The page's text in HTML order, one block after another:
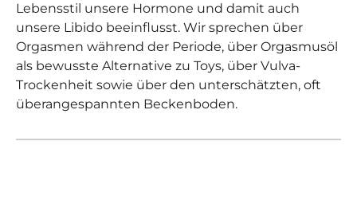
Lebensstil unsere Hormone und damit auch
unsere Libido beeinflusst. Wir sprechen über
Orgasmen während der Periode, über Orgasmusöl
als bewusste Alternative zu Toys, über Vulva-
Trockenheit sowie über den unterschätzten, oft
überangespannten Beckenboden.